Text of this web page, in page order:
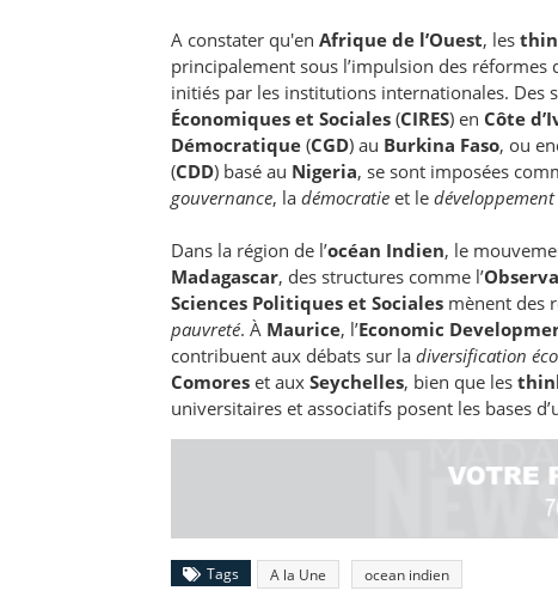
A constater qu'en Afrique de l’Ouest, les
principalement sous l’impulsion des
initiés par les institutions internationales. Des
Économiques et Sociales (CIRES) en Côte
Démocratique (CGD) au Burkina Faso, ou
(CDD) basé au Nigeria, se sont imposées
gouvernance, la démocratie et le
Dans la région de l’océan Indien, le
Madagascar, des structures comme l’
Sciences Politiques et Sociales mènent des
pauvreté. À Maurice, l’Economic
contribuent aux débats sur la diversification
Comores et aux Seychelles, bien que les
universitaires et associatifs posent les bases
Tags A la Une ocean indien